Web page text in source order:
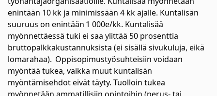
enintään 10 kk ja minimissään 4 kk ajalle. Kuntalisän
suuruus on enintään 1 000e/kk. Kuntalisää
myönnettäessä tuki ei saa ylittää 50 prosenttia
bruttopalkkakustannuksista (ei sisällä sivukuluja, eikä
lomarahaa). Oppisopimustyösuhteisiin voidaan
myöntää tukea, vaikka muut kuntalisän
myöntämisehdot eivät täyty. Tuolloin tukea